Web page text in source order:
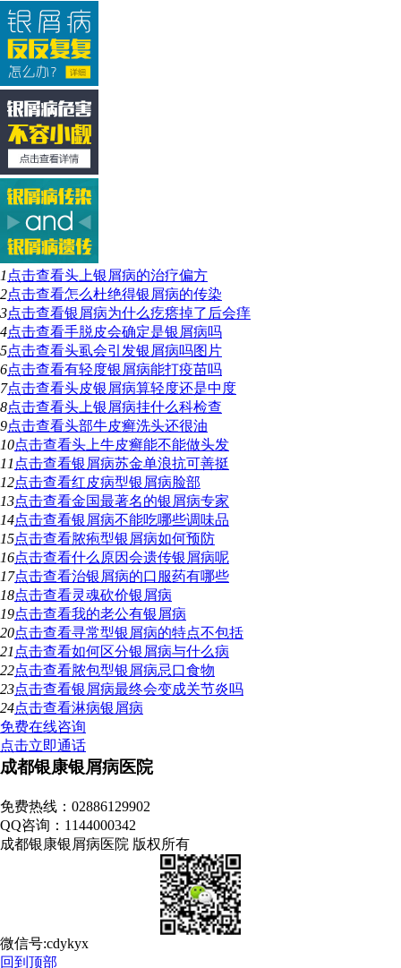
1 点击查看头上银屑病的治疗偏方
2点击查看怎么杜绝得银屑病的传染
3点击查看银屑病为什么疙瘩掉了后会痒
4点击查看手脱皮会确定是银屑病吗
5点击查看头虱会引发银屑病吗图片
6点击查看有轻度银屑病能打疫苗吗
7点击查看头皮银屑病算轻度还是中度
8点击查看头上银屑病挂什么科检查
9点击查看头部牛皮癣洗头还很油
10点击查看头上牛皮癣能不能做头发
11 点击查看银屑病苏金单浪抗可善挺
12点击查看红皮病型银屑病脸部
13点击查看金国最著名的银屑病专家
14点击查看银屑病不能吃哪些调味品
15点击查看脓疱型银屑病如何预防
16点击查看什么原因会遗传银屑病呢
17点击查看治银屑病的口服药有哪些
18点击查看灵魂砍价银屑病
19点击查看我的老公有银屑病
20点击查看寻常型银屑病的特点不包括
21 点击查看如何区分银屑病与什么病
22点击查看脓包型银屑病忌口食物
23点击查看银屑病最终会变成关节炎吗
24点击查看淋病银屑病
免费在线咨询
点击立即通话
成都银康银屑病医院
免费热线：02886129902
QQ咨询：1144000342
成都银康银屑病医院 版权所有
微信号:cdykyx
回到顶部